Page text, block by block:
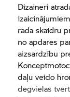
Dizaineri
rada skaidru
no apdares
aizsardzību
daļu veido
degvielas